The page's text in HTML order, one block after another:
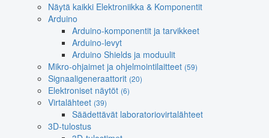
Näytä kaikki Elektroniikka & Komponentit
Arduino
Arduino-komponentit ja tarvikkeet
Arduino-levyt
Arduino Shields ja moduulit
Mikro-ohjaimet ja ohjelmointilaitteet (59)
Signaaligeneraattorit (20)
Elektroniset näytöt (6)
Virtalähteet (39)
Säädettävät laboratoriovirtalähteet
3D-tulostus